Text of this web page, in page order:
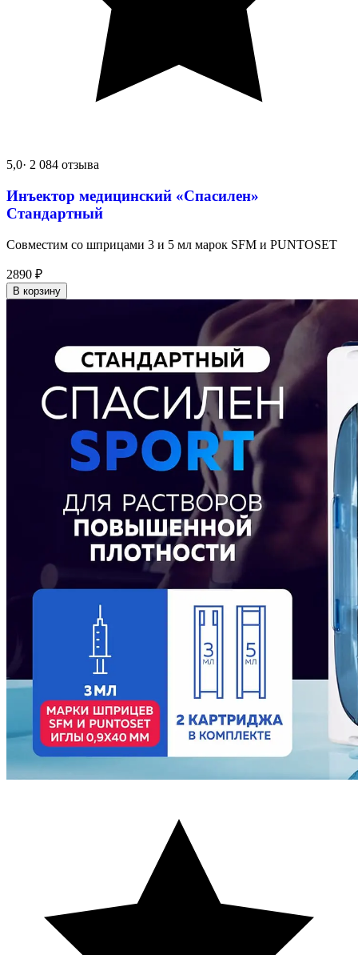
5,0· 2 084 отзыва
Инъектор медицинский «Спасилен»
Стандартный
Совместим со шприцами 3 и 5 мл марок SFM и PUNTOSET
2890 ₽
В корзину